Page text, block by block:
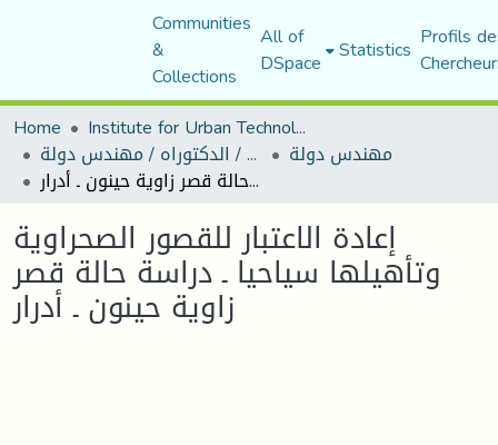
Communities
&
Collections
All of
DSpace Statistics Profils
Home
Institute for Urban Technology Management
رسائل ماجستير / الدكتوراه / مهندس دولة مهندس دولة
إعادة الاعتبار للقصور الصحراوية وتأهيلها سياحيا ـ دراسة حالة قصر زاوية حينون ـ أدرار
إعادة الاعتبار للقصور الصحراوية
وتأهيلها سياحيا ـ دراسة حالة قصر
زاوية حينون ـ أدرار